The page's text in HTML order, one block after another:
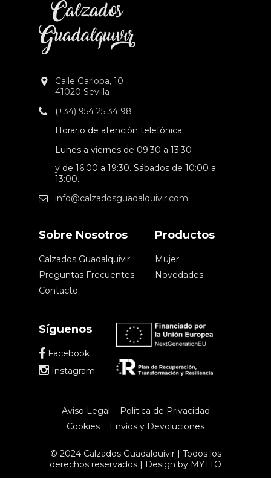
Calle Garlopa, 10
41020 Sevilla
(+34) 954 25 34 98
Horario de atención telefónica:
Lunes a viernes de 09:30 a 13:30
y de 16:00 a 19:30. Sábados de 10:00 a
13:00.
info@calzadosguadalquivir.com
Sobre Nosotros
Calzados Guadalquivir
Preguntas Frecuentes
Contacto
Productos
Mujer
Novedades
Síguenos
Facebook
Instagram
Aviso Legal
Política de Privacidad
Cookies
Envíos y Devoluciones
© 2024 Calzados Guadalquivir | Todos los
derechos reservados | Design by MYTTO